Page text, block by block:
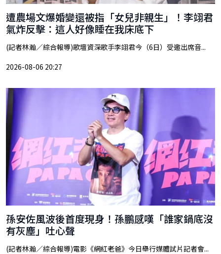
遭農場文爆婚變還被指「女兒非親生」！李翊君
氣炸反擊：這人好像睡在我床底下
(記者林瀚／綜合報導)歌壇資深歌手李翊君今（6日）受邀出席音...
2026-08-06 20:27
孫安佐風波後首度現身！孫鵬感嘆「誰家鍋底沒
有灰塵」吐心聲
(記者林瀚／綜合報導)電影《網紅老爸》今日舉行媒體試片記者會...